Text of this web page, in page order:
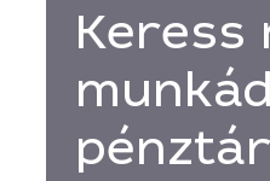
Keress